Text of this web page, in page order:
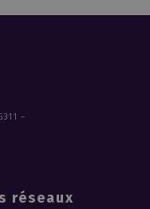
–
réseaux